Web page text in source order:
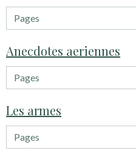
Anecdotes aeriennes
Les armes